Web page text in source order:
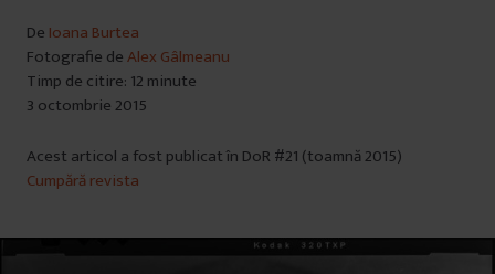
De Ioana Burtea
Fotografie deAlex Gâlmeanu
Timp de citire: 12 minute
3 octombrie 2015
Acest articol a fost publicat în DoR #21 (toamnă 2015)
Cumpără revista